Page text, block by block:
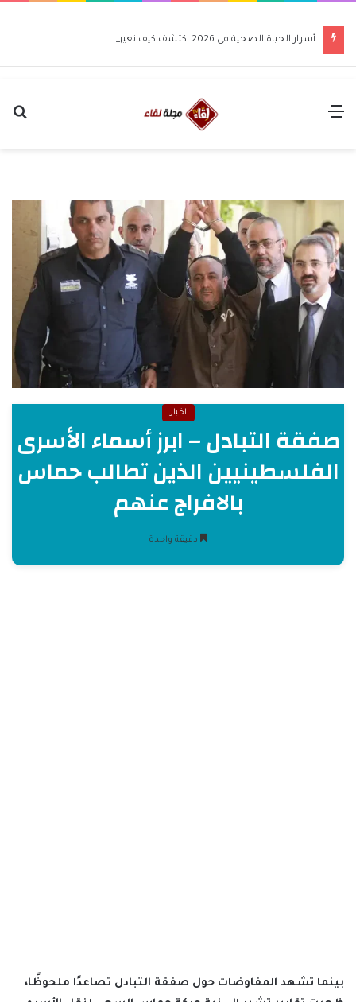
أسرار الحياة الصحية في 2026 اكتشف كيف تغير حياتك للأفضل
القائمة
اخبار
صفقة التبادل – ابرز أسماء الأسرى
الفلسطينيين الذين تطالب حماس
بالافراج عنهم
دقيقة واحدة
بينما تشهد المفاوضات حول صفقة التبادل تصاعدًا ملحوظًا،